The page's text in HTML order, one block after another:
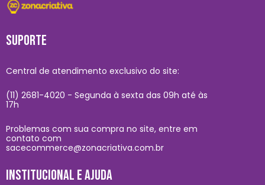
SUPORTE
Central de atendimento exclusivo do site:
(11) 2681-4020 - Segunda à sexta das 09h até às
17h
Problemas com sua compra no site, entre em
contato com
sacecommerce@zonacriativa.com.br
INSTITUCIONAL E AJUDA